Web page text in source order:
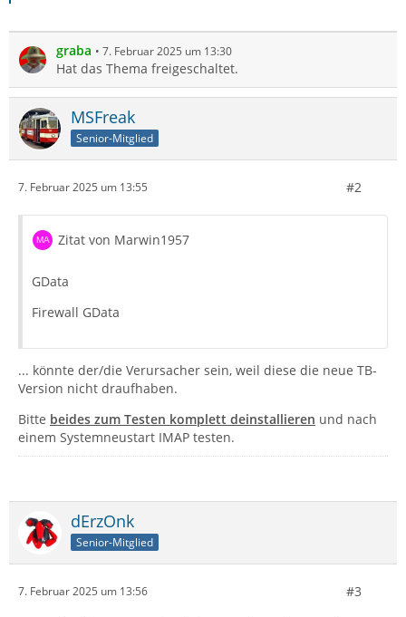
graba 7. Februar 2025 um 13:30
Hat das Thema freigeschaltet.
MSFreak
Senior-Mitglied
7. Februar 2025 um 13:55 #2
Zitat von Marwin1957
GData
Firewall GData
... könnte der/die Verursacher sein, weil diese die neue TB-
Version nicht draufhaben.
Bitte beides zum Testen komplett deinstallieren und nach
einem Systemneustart IMAP testen.
dErzOnk
Senior-Mitglied
7. Februar 2025 um 13:56 #3